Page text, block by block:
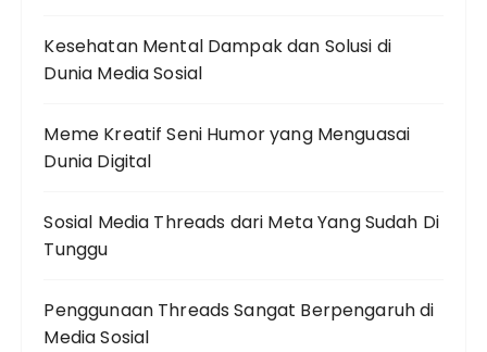
Kesehatan Mental Dampak dan Solusi di
Dunia Media Sosial
Meme Kreatif Seni Humor yang Menguasai
Dunia Digital
Sosial Media Threads dari Meta Yang Sudah Di
Tunggu
Penggunaan Threads Sangat Berpengaruh di
Media Sosial